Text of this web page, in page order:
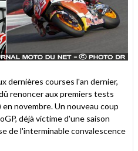
dernières courses l'an dernier,
renoncer aux premiers tests
novembre. Un nouveau coup
déjà victime d'une saison
de l'interminable convalescence